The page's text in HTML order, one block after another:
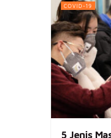
COVID-19
5 Jenis